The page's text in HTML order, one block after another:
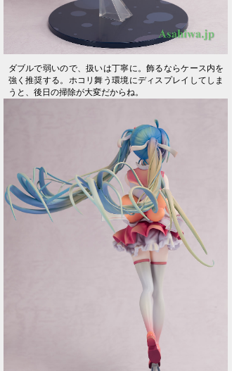
ダブルで弱いので、扱いは丁寧に。飾るならケース内を
強く推奨する。ホコリ舞う環境にディスプレイしてしま
うと、後日の掃除が大変だからね。